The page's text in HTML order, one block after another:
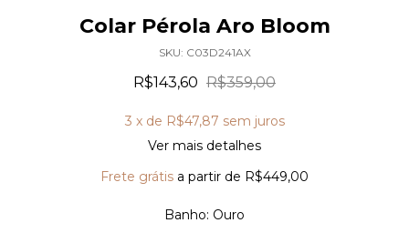
Colar Pérola Aro Bloom
SKU: C03D241AX
R$143,60 R$359,00
3 x de R$47,87 sem juros
Ver mais detalhes
Frete grátis a partir de R$449,00
Banho: Ouro